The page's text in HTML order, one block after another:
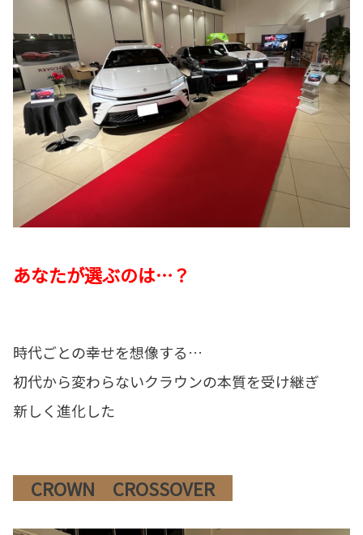
あなたが選ぶのは…？
時代ごとの幸せを想像する…
初代から変わらないクラウンの本質を受け継ぎ
新しく進化した
CROWN CROSSOVER